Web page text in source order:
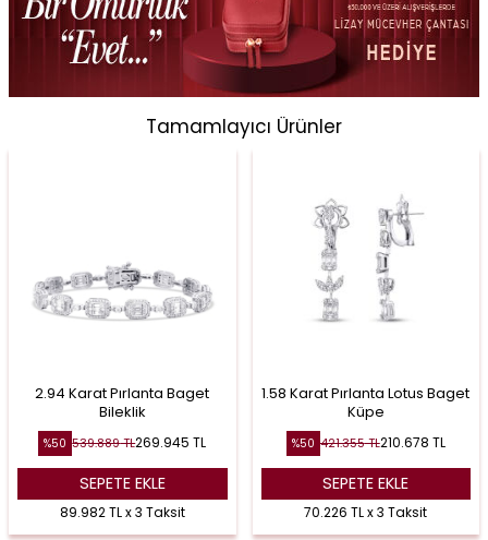
Tamamlayıcı Ürünler
2.94 Karat Pırlanta Baget
Bileklik
%50 539.889TL269.945 TL
SEPETE EKLE
89.982 TL x 3 Taksit
1.58 Karat Pırlanta Lotus Baget
Küpe
%50 421.355TL210.678 TL
SEPETE EKLE
70.226 TL x 3 Taksit